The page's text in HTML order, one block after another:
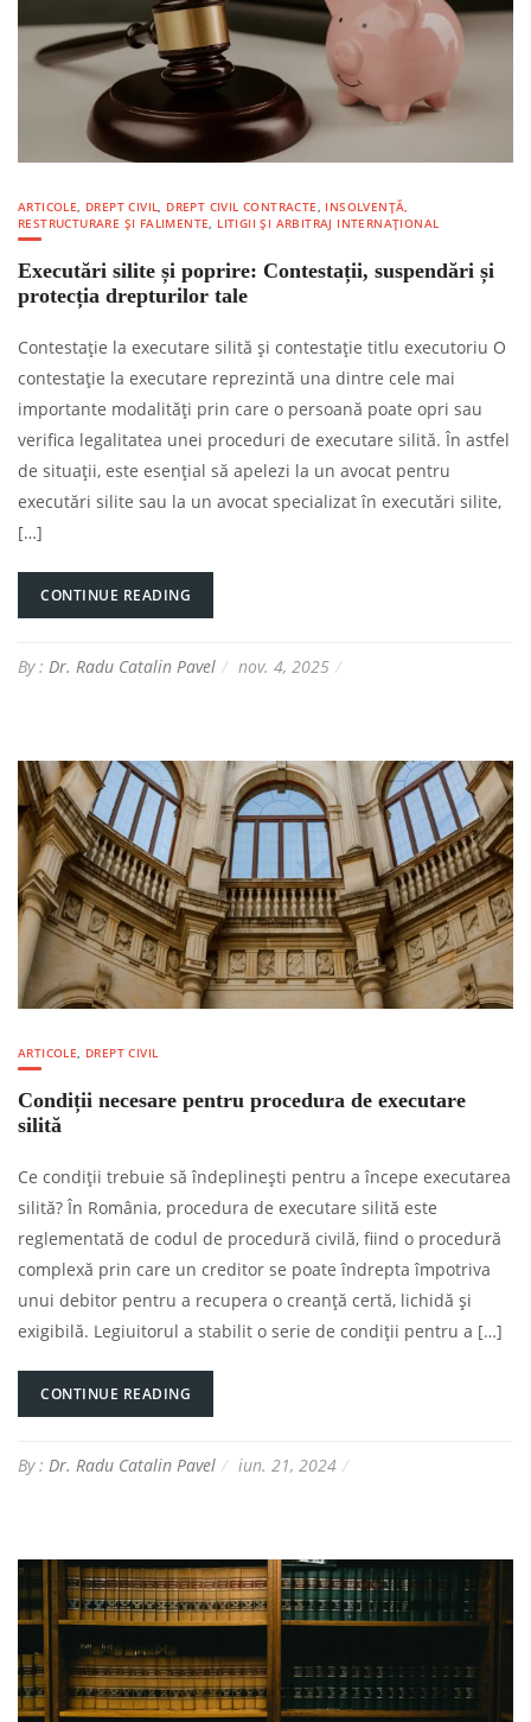
ARTICOLE, DREPT CIVIL, DREPT CIVIL CONTRACTE, INSOLVENȚĂ,
RESTRUCTURARE ȘI FALIMENTE, LITIGII ȘI ARBITRAJ INTERNAȚIONAL
Executări silite și poprire: Contestații, suspendări și
protecția drepturilor tale
Contestație la executare silită și contestație titlu executoriu O
contestație la executare reprezintă una dintre cele mai
importante modalități prin care o persoană poate opri sau
verifica legalitatea unei proceduri de executare silită. În astfel
de situații, este esențial să apelezi la un avocat pentru
executări silite sau la un avocat specializat în executări silite,
[…]
CONTINUE READING
By : Dr. Radu Catalin Pavel nov. 4, 2025
ARTICOLE, DREPT CIVIL
Condiții necesare pentru procedura de executare
silită
Ce condiții trebuie să îndeplinești pentru a începe executarea
silită? În România, procedura de executare silită este
reglementată de codul de procedură civilă, fiind o procedură
complexă prin care un creditor se poate îndrepta împotriva
unui debitor pentru a recupera o creanță certă, lichidă și
exigibilă. Legiuitorul a stabilit o serie de condiții pentru a […]
CONTINUE READING
By : Dr. Radu Catalin Pavel iun. 21, 2024